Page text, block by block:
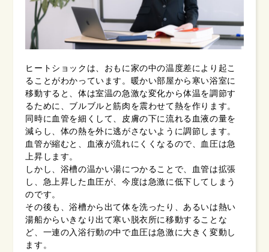
ヒートショックは、おもに家の中の温度差により起こ
ることがわかっています。暖かい部屋から寒い浴室に
移動すると、体は室温の急激な変化から体温を調節す
るために、ブルブルと筋肉を震わせて熱を作ります。
同時に血管を細くして、皮膚の下に流れる血液の量を
減らし、体の熱を外に逃がさないように調節します。
血管が縮むと、血液が流れにくくなるので、血圧は急
上昇します。
しかし、浴槽の温かい湯につかることで、血管は拡張
し、急上昇した血圧が、今度は急激に低下してしまう
のです。
その後も、浴槽から出て体を洗ったり、あるいは熱い
湯船からいきなり出て寒い脱衣所に移動することな
ど、一連の入浴行動の中で血圧は急激に大きく変動し
ます。